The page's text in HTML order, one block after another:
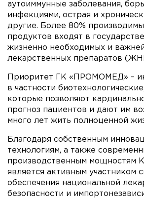
аутоиммунные заболевания,
инфекциями, острая и
другие. Более 80%
продуктов входят в
жизненно необходимых и
лекарственных препаратов
Приоритет ГК «ПРОМОМЕД» –
в частности
которые позволяют
прогноз пациентов и дают им
много лет жить полноценной
Благодаря собственным
технологиям, а также
производственным мощностям
является активным участником
обеспечения национальной
безопасности и